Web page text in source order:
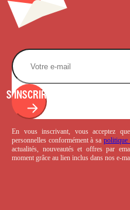
S'INSCRIRE
En vous inscrivant, vous acceptez
personnelles conformément à sa politique
actualités, nouveautés et offres par
moment grâce au lien inclus dans nos e-